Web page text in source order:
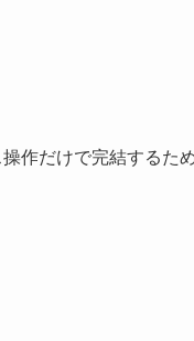
作だけで完結するた